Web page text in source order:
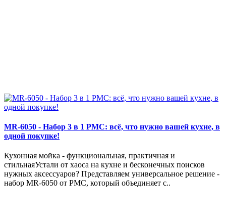
MR-6050 - Набор 3 в 1 РМС: всё, что нужно вашей кухне, в
одной покупке!
Кухонная мойка - функциональная, практичная и
стильнаяУстали от хаоса на кухне и бесконечных поисков
нужных аксессуаров? Представляем универсальное решение -
набор MR-6050 от РМС, который объединяет с..